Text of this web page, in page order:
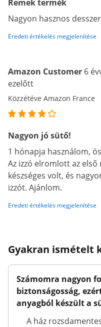
Remek termék
Nagyon hasznos
Eredeti értékelés megjelenítése
Amazon Customer 6
ezelőtt
Közzétéve Amazon France
Nagyon jó sütő!
1 hónapja használom,
Az izzó elromlott az
készséges volt, és
izzót. Ajánlom.
Eredeti értékelés megjelenítése
Gyakran ismételt
Számomra nagyon
biztonságosság,
anyagból készült a
A ház